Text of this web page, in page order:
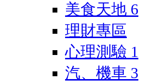
美食天地 6
理財專區
心理測驗 1
汽、機車 3